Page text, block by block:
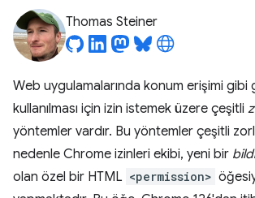
Thomas Steiner
Web uygulamalarında konum erişimi gibi
kullanılması için izin istemek üzere çeşitli
yöntemler vardır. Bu yöntemler çeşitli
nedenle Chrome izinleri ekibi, yeni bir
olan özel bir HTML <permission>